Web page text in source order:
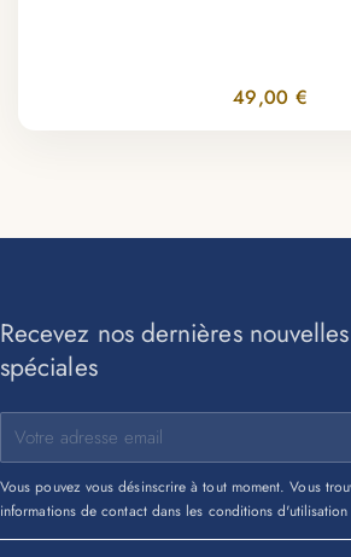
49,00 €
Recevez nos dernières
spéciales
Vous pouvez vous désinscrire à tout moment. Vous
informations de contact dans les conditions